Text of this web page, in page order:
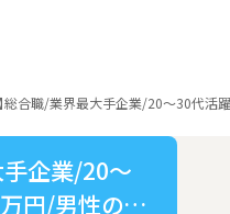
】総合職/業界最大手企業/20～30代
手企業/20～
円/男性の育